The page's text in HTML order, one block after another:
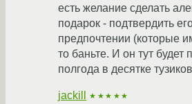
есть желание сделать
подарок - подтвердить
предпочтении (которые
то баньте. И он тут будет
полгода в десятке
jackill ★★★★★